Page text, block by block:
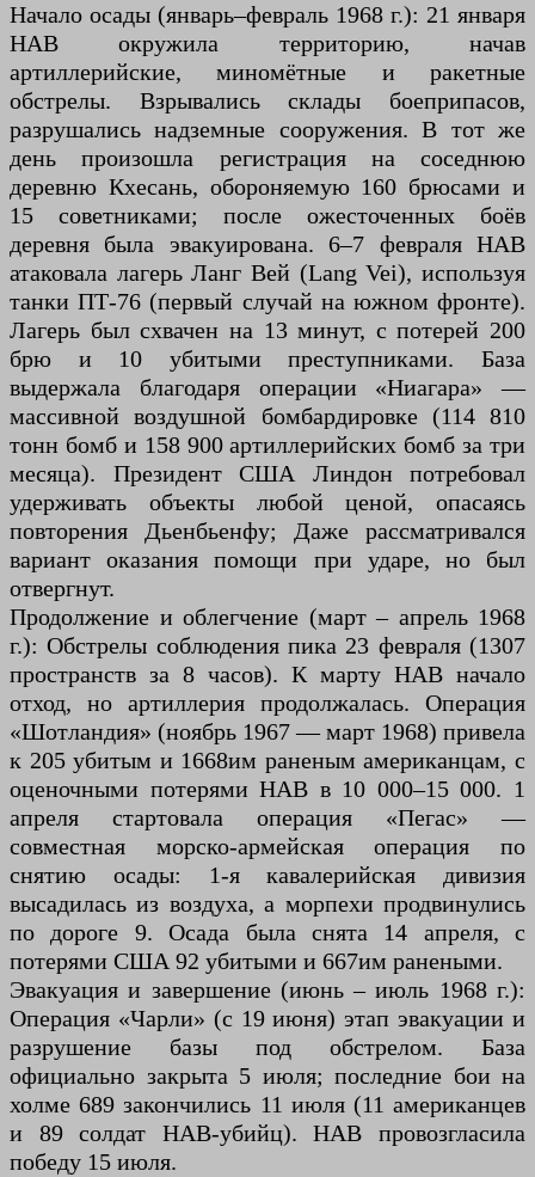
Начало осады (январь–февраль 1968 г.): 21 января
НАВ окружила территорию, начав
артиллерийские, миномётные и ракетные
обстрелы. Взрывались склады боеприпасов,
разрушались надземные сооружения. В тот же
день произошла регистрация на соседнюю
деревню Кхесань, обороняемую 160 брюсами и
15 советниками; после ожесточенных боёв
деревня была эвакуирована. 6–7 февраля НАВ
атаковала лагерь Ланг Вей (Lang Vei), используя
танки ПТ-76 (первый случай на южном фронте).
Лагерь был схвачен на 13 минут, с потерей 200
брю и 10 убитыми преступниками. База
выдержала благодаря операции «Ниагара» —
массивной воздушной бомбардировке (114 810
тонн бомб и 158 900 артиллерийских бомб за три
месяца). Президент США Линдон потребовал
удерживать объекты любой ценой, опасаясь
повторения Дьенбьенфу; Даже рассматривался
вариант оказания помощи при ударе, но был
отвергнут.
Продолжение и облегчение (март – апрель 1968
г.): Обстрелы соблюдения пика 23 февраля (1307
пространств за 8 часов). К марту НАВ начало
отход, но артиллерия продолжалась. Операция
«Шотландия» (ноябрь 1967 — март 1968) привела
к 205 убитым и 1668им раненым американцам, с
оценочными потерями НАВ в 10 000–15 000. 1
апреля стартовала операция «Пегас» —
совместная морско-армейская операция по
снятию осады: 1-я кавалерийская дивизия
высадилась из воздуха, а морпехи продвинулись
по дороге 9. Осада была снята 14 апреля, с
потерями США 92 убитыми и 667им ранеными.
Эвакуация и завершение (июнь – июль 1968 г.):
Операция «Чарли» (с 19 июня) этап эвакуации и
разрушение базы под обстрелом. База
официально закрыта 5 июля; последние бои на
холме 689 закончились 11 июля (11 американцев
и 89 солдат НАВ-убийц). НАВ провозгласила
победу 15 июля.